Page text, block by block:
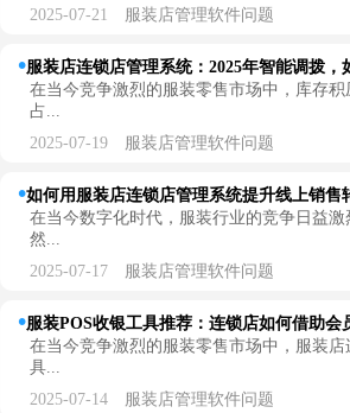
2025-07-21 服装店管理软件问题
服装店连锁店管理系统：2025年智能调拨，
在当今竞争激烈的服装零售市场中，库存
占...
2025-07-19 服装店管理软件问题
如何用服装店连锁店管理系统提升线上销售
在当今数字化时代，服装行业的竞争日益
然...
2025-07-17 服装店管理软件问题
服装POS收银工具推荐：连锁店如何借助会
在当今竞争激烈的服装零售市场中，服装
具...
2025-07-14 服装店管理软件问题